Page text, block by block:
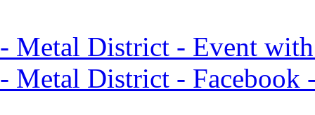
- Metal District - Event
- Metal District - Facebook